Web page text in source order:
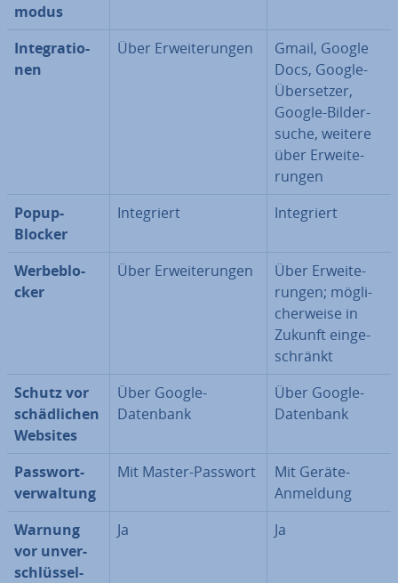
mo­dus
In­te­gra­tio­
nen
Über Er­wei­te­run­gen
Gmail, Google
Docs, Google-
Über­set­zer,
Google-Bil­der­
su­che, weitere
über Er­wei­te­
run­gen
Popup-
Blocker
In­te­griert In­te­griert
Wer­be­blo­
cker
Über Er­wei­te­run­gen
Über Er­wei­te­
run­gen; mög­li­
cher­wei­se in
Zukunft ein­ge­
schränkt
Schutz vor
schäd­li­chen
Websites
Über Google-
Datenbank
Über Google-
Datenbank
Pass­wort­
ver­wal­tung
Mit Master-Passwort
Mit Geräte-
Anmeldung
Warnung
vor un­ver­
schlüs­sel­
Ja Ja